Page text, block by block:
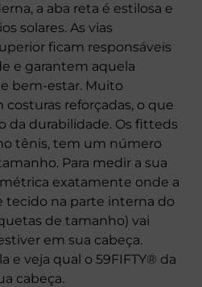
a aba reta é estilosa e
solares. As vias
ficam responsáveis
e garantem aquela
bem-estar. Muito
reforçadas, o que
da durabilidade. Os fitteds
tênis, tem um número
Para medir a sua
exatamente onde a
tecido na parte interna do
de tamanho) vai
em sua cabeça.
e veja qual o 59FIFTY® da
cabeça.